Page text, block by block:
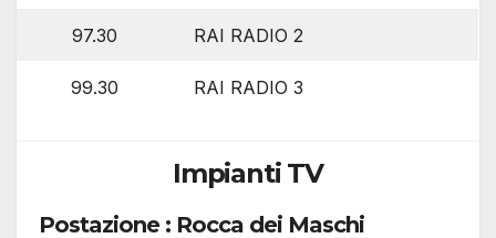
97.30 RAI RADIO 2
99.30 RAI RADIO 3
Impianti TV
Postazione : Rocca dei Maschi